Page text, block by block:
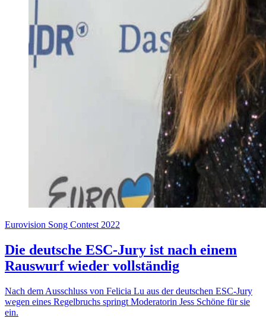
Eurovision Song Contest 2022
Die deutsche ESC-Jury ist nach einem
Rauswurf wieder vollständig
Nach dem Ausschluss von Felicia Lu aus der deutschen ESC-Jury
wegen eines Regelbruchs springt Moderatorin Jess Schöne für sie
ein.